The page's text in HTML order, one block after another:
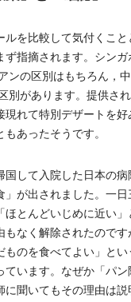
を比較して気付くこと
ず指摘されます。シンガ
ンの区別はもちろん，
別があります。提供さ
現れて特別デザートを
あったそうです。
して入院した日本の病
」が出されました。一
ほとんどいじめに近い
もなく解除されたので
ものを食べてよい」と
ています。なぜか「パ
に聞いてもその理由は